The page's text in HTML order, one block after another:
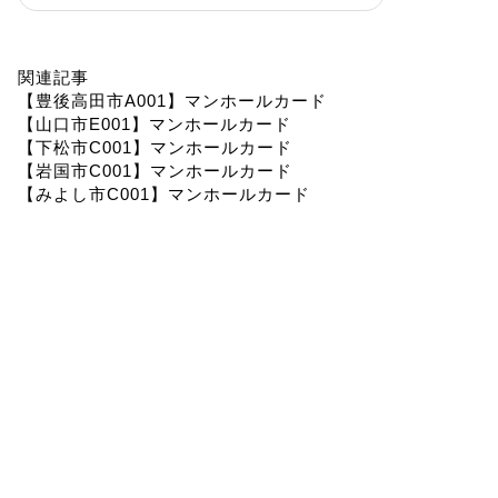
関連記事
【豊後高田市A001】マンホールカード
【山口市E001】マンホールカード
【下松市C001】マンホールカード
【岩国市C001】マンホールカード
【みよし市C001】マンホールカード